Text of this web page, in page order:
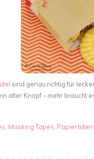
sind genau richtig für
alter Knopf – mehr braucht
Masking Tapes Papiertüten